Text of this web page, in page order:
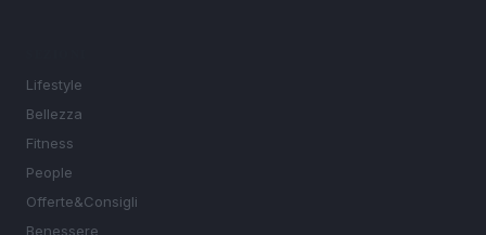
Lifestyle
Bellezza
Fitness
People
Offerte&Consigli
Benessere